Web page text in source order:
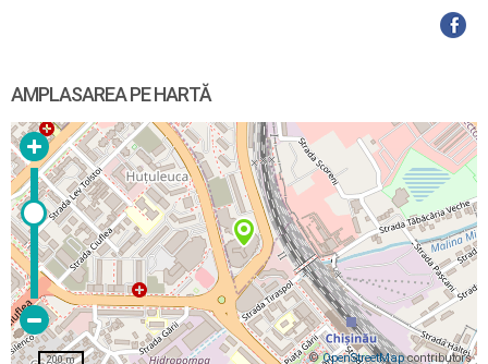
AMPLASAREA PE HARTĂ
©OpenStreetMapcontributors
200 m